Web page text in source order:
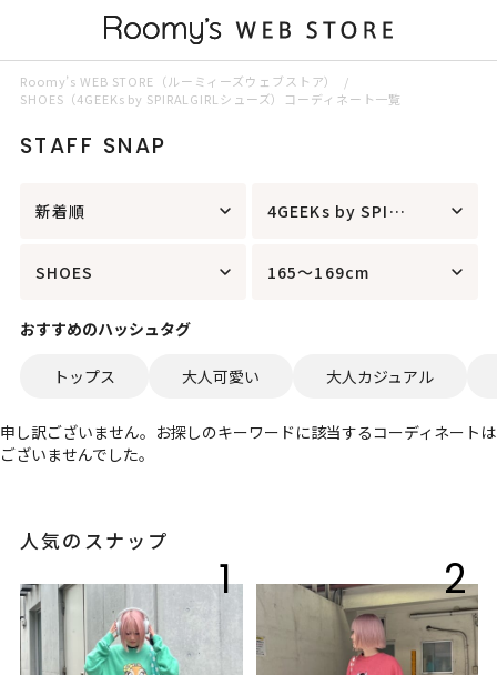
Roomy’s WEB STORE（ルーミィーズウェブストア）
SHOES（4GEEKs by SPIRALGIRLシューズ）コーディネート一覧
STAFF SNAP
新着順 4GEEKs by SPIRALGIRL
SHOES 165～169cm
おすすめのハッシュタグ
トップス 大人可愛い 大人カジュアル
申し訳ございません。お探しのキーワードに該当するコーディネートは
ございませんでした。
人気のスナップ
1 2